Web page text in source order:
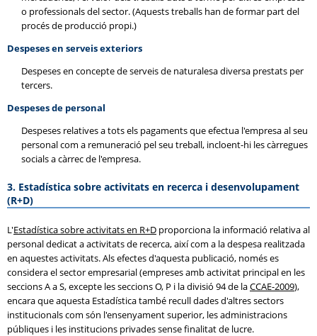
o professionals del sector. (Aquests treballs han de formar part del
procés de producció propi.)
Despeses en serveis exteriors
Despeses en concepte de serveis de naturalesa diversa prestats per
tercers.
Despeses de personal
Despeses relatives a tots els pagaments que efectua l'empresa al seu
personal com a remuneració pel seu treball, incloent-hi les càrregues
socials a càrrec de l'empresa.
3. Estadística sobre activitats en recerca i desenvolupament
(R+D)
L'Estadística sobre activitats en R+D proporciona la informació relativa al
personal dedicat a activitats de recerca, així com a la despesa realitzada
en aquestes activitats. Als efectes d'aquesta publicació, només es
considera el sector empresarial (empreses amb activitat principal en les
seccions A a S, excepte les seccions O, P i la divisió 94 de laCCAE-2009),
encara que aquesta Estadística també recull dades d'altres sectors
institucionals com són l'ensenyament superior, les administracions
públiques i les institucions privades sense finalitat de lucre.